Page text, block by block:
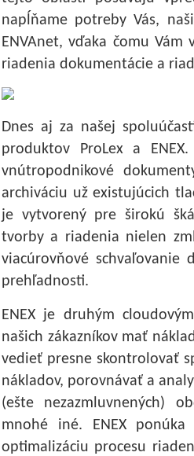
napĺňame potreby Vás,
ENVAnet, vďaka čomu
riadenia dokumentácie a
Dnes aj za našej
produktov ProLex a
vnútropodnikové
archiváciu už existujúcich
je vytvorený pre širokú
tvorby a riadenia nielen
viacúrovňové schvaľovanie
prehľadnosti.
ENEX je druhým
našich zákazníkov mať
vedieť presne skontrolovať
nákladov, porovnávať a
(ešte nezazmluvnených)
mnohé iné. ENEX
optimalizáciu procesu